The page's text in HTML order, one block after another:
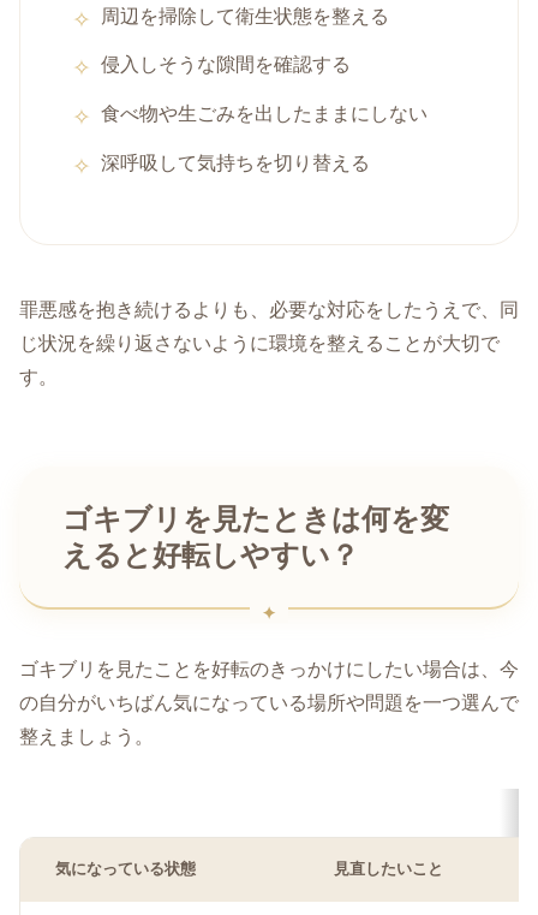
周辺を掃除して衛生状態を整える
侵入しそうな隙間を確認する
食べ物や生ごみを出したままにしない
深呼吸して気持ちを切り替える
罪悪感を抱き続けるよりも、必要な対応をしたうえで、同
じ状況を繰り返さないように環境を整えることが大切で
す。
ゴキブリを見たときは何を変
えると好転しやすい？
ゴキブリを見たことを好転のきっかけにしたい場合は、今
の自分がいちばん気になっている場所や問題を一つ選んで
整えましょう。
気になっている状態 見直したいこと